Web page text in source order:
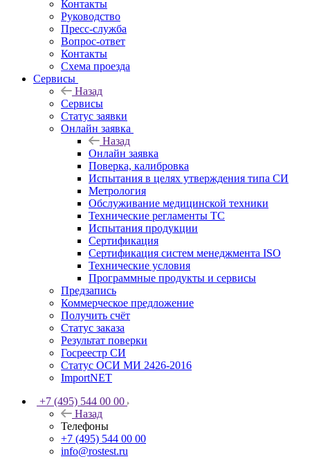
Контакты
Руководство
Пресс-служба
Вопрос-ответ
Контакты
Схема проезда
Сервисы
Назад
Сервисы
Статус заявки
Онлайн заявка
Назад
Онлайн заявка
Поверка, калибровка
Испытания в целях утверждения типа СИ
Метрология
Обслуживание медицинской техники
Технические регламенты ТС
Испытания продукции
Сертификация
Сертификация систем менеджмента ISO
Технические условия
Программные продукты и сервисы
Предзапись
Коммерческое предложение
Получить счёт
Статус заказа
Результат поверки
Госреестр СИ
Статус ОСИ МИ 2426-2016
ImportNET
+7 (495) 544 00 00
Назад
Телефоны
+7 (495) 544 00 00
info@rostest.ru